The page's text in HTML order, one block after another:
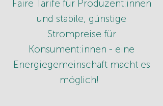
Faire Tarife für Produzent:innen
und stabile, günstige
Strompreise für
Konsument:innen - eine
Energiegemeinschaft macht es
möglich!